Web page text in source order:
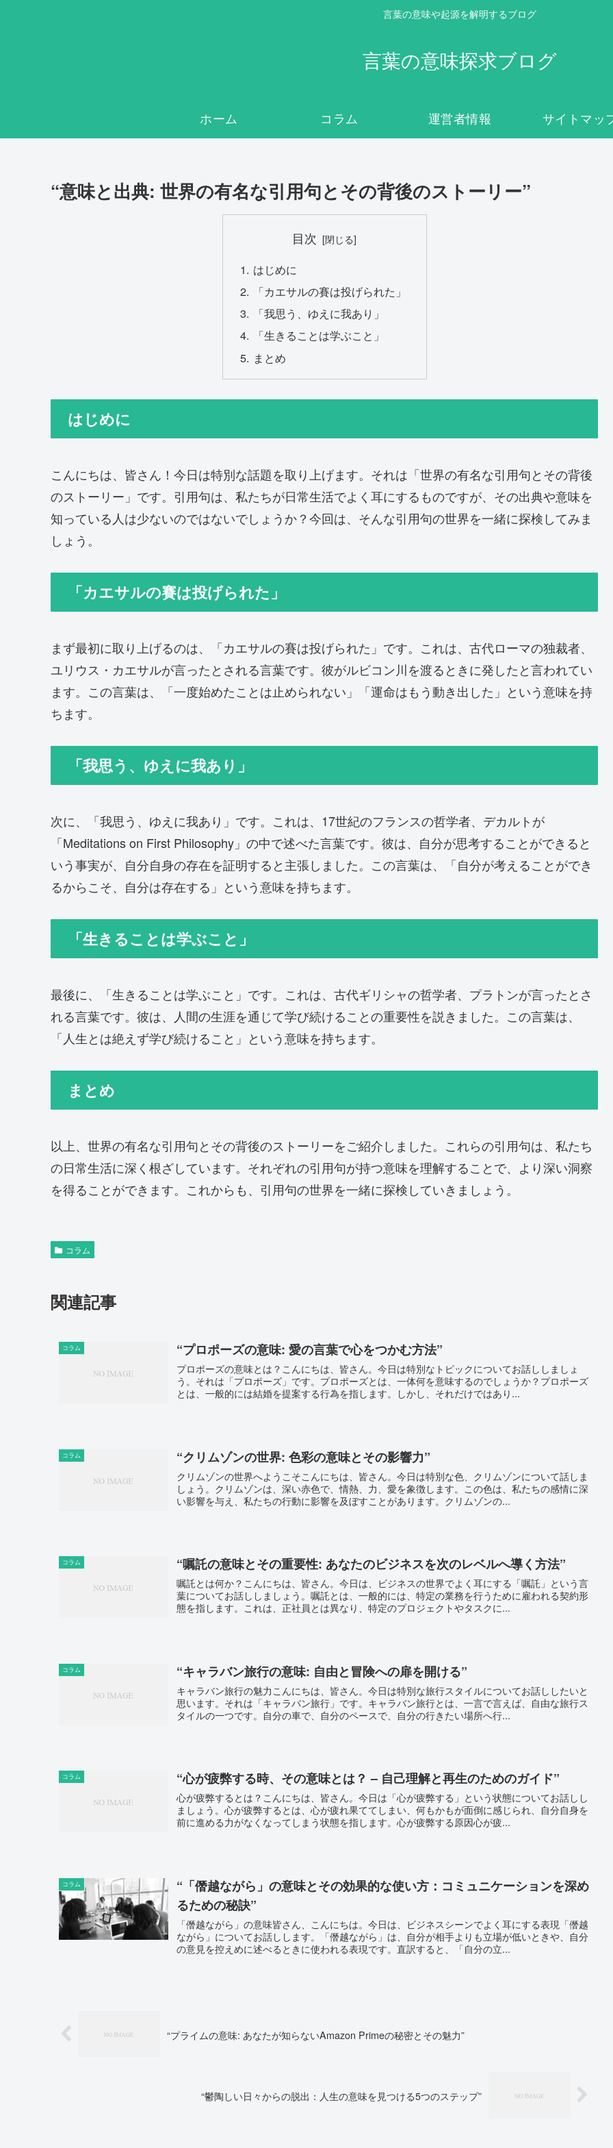
言葉の意味や起源を解明するブログ
言葉の意味探求ブログ
ホーム コラム 運営者情報 サイトマッ
“意味と出典: 世界の有名な引用句とその背後のストーリー”
目次
はじめに
「カエサルの賽は投げられた」
「我思う、ゆえに我あり」
「生きることは学ぶこと」
まとめ
はじめに
こんにちは、皆さん！今日は特別な話題を取り上げます。それは「世界の有名な引用句とその背後
のストーリー」です。引用句は、私たちが日常生活でよく耳にするものですが、その出典や意味を
知っている人は少ないのではないでしょうか？今回は、そんな引用句の世界を一緒に探検してみま
しょう。
「カエサルの賽は投げられた」
まず最初に取り上げるのは、「カエサルの賽は投げられた」です。これは、古代ローマの独裁者、
ユリウス・カエサルが言ったとされる言葉です。彼がルビコン川を渡るときに発したと言われてい
ます。この言葉は、「一度始めたことは止められない」「運命はもう動き出した」という意味を持
ちます。
「我思う、ゆえに我あり」
次に、「我思う、ゆえに我あり」です。これは、17世紀のフランスの哲学者、デカルトが
「Meditations on First Philosophy」の中で述べた言葉です。彼は、自分が思考することができると
いう事実が、自分自身の存在を証明すると主張しました。この言葉は、「自分が考えることができ
るからこそ、自分は存在する」という意味を持ちます。
「生きることは学ぶこと」
最後に、「生きることは学ぶこと」です。これは、古代ギリシャの哲学者、プラトンが言ったとさ
れる言葉です。彼は、人間の生涯を通じて学び続けることの重要性を説きました。この言葉は、
「人生とは絶えず学び続けること」という意味を持ちます。
まとめ
以上、世界の有名な引用句とその背後のストーリーをご紹介しました。これらの引用句は、私たち
の日常生活に深く根ざしています。それぞれの引用句が持つ意味を理解することで、より深い洞察
を得ることができます。これからも、引用句の世界を一緒に探検していきましょう。
コラム
関連記事
コラム “プロポーズの意味: 愛の言葉で心をつかむ方法”
プロポーズの意味とは？こんにちは、皆さん。今日は特別なトピックについてお話ししましょ
う。それは「プロポーズ」です。プロポーズとは、一体何を意味するのでしょうか？プロポーズ
とは、一般的には結婚を提案する行為を指します。しかし、それだけではあり...
コラム “クリムゾンの世界: 色彩の意味とその影響力”
クリムゾンの世界へようこそこんにちは、皆さん。今日は特別な色、クリムゾンについて話しま
しょう。クリムゾンは、深い赤色で、情熱、力、愛を象徴します。この色は、私たちの感情に深
い影響を与え、私たちの行動に影響を及ぼすことがあります。クリムゾンの...
コラム “嘱託の意味とその重要性: あなたのビジネスを次のレベルへ導く方法”
嘱託とは何か？こんにちは、皆さん。今日は、ビジネスの世界でよく耳にする「嘱託」という言
葉についてお話ししましょう。嘱託とは、一般的には、特定の業務を行うために雇われる契約形
態を指します。これは、正社員とは異なり、特定のプロジェクトやタスクに...
コラム “キャラバン旅行の意味: 自由と冒険への扉を開ける”
キャラバン旅行の魅力こんにちは、皆さん。今日は特別な旅行スタイルについてお話ししたいと
思います。それは「キャラバン旅行」です。キャラバン旅行とは、一言で言えば、自由な旅行ス
タイルの一つです。自分の車で、自分のペースで、自分の行きたい場所へ行...
コラム “心が疲弊する時、その意味とは？ – 自己理解と再生のためのガイド”
心が疲弊するとは？こんにちは、皆さん。今日は「心が疲弊する」という状態についてお話しし
ましょう。心が疲弊するとは、心が疲れ果ててしまい、何もかもが面倒に感じられ、自分自身を
前に進める力がなくなってしまう状態を指します。心が疲弊する原因心が疲...
コラム
“「僭越ながら」の意味とその効果的な使い方：コミュニケーションを深め
るための秘訣”
「僭越ながら」の意味皆さん、こんにちは。今日は、ビジネスシーンでよく耳にする表現「僭越
ながら」についてお話しします。「僭越ながら」は、自分が相手よりも立場が低いときや、自分
の意見を控えめに述べるときに使われる表現です。直訳すると、「自分の立...
“プライムの意味: あなたが知らないAmazon Primeの秘密とその魅力”
“鬱陶しい日々からの脱出：人生の意味を見つける5つのステップ”